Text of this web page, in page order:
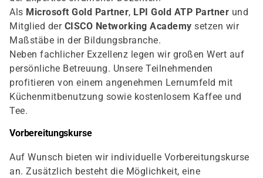
Als Microsoft Gold Partner, LPI Gold ATP Partner und
Mitglied der CISCO Networking Academy setzen wir
Maßstäbe in der Bildungsbranche.
Neben fachlicher Exzellenz legen wir großen Wert auf
persönliche Betreuung. Unsere Teilnehmenden
profitieren von einem angenehmen Lernumfeld mit
Küchenmitbenutzung sowie kostenlosem Kaffee und
Tee.
Vorbereitungskurse
Auf Wunsch bieten wir individuelle Vorbereitungskurse
an. Zusätzlich besteht die Möglichkeit, eine